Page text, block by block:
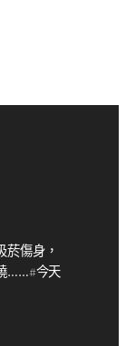
菸傷身，
……#今天